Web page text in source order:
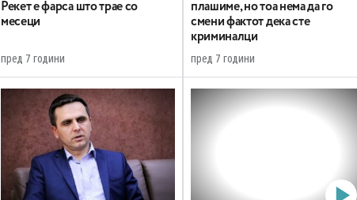
Рекет е фарса што трае со
месеци
пред 7 години
плашиме, но тоа нема да го
смени фактот дека сте
криминалци
пред 7 години